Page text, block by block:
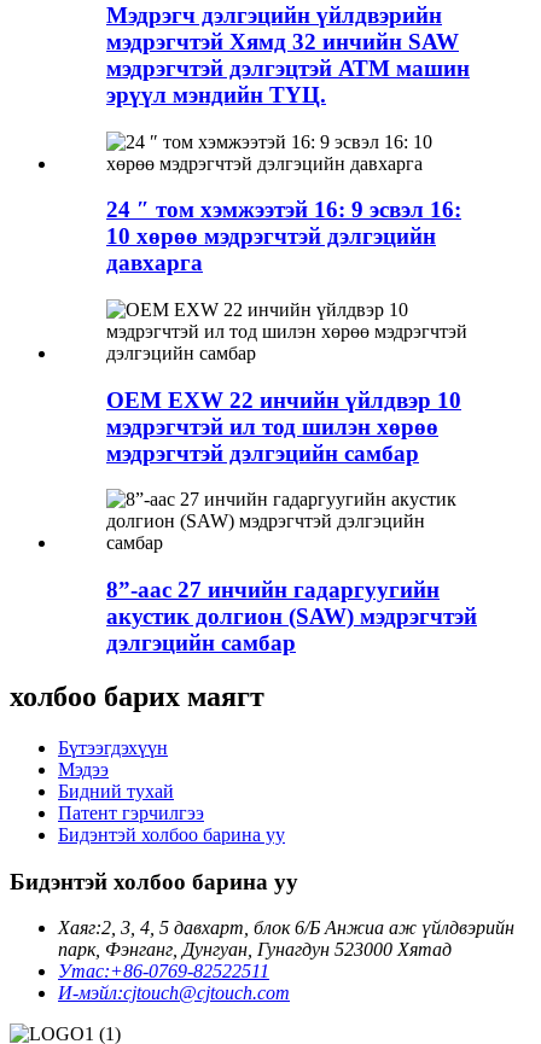
Мэдрэгч дэлгэцийн үйлдвэрийн
мэдрэгчтэй Хямд 32 инчийн SAW
мэдрэгчтэй дэлгэцтэй АТМ машин
эрүүл мэндийн ТҮЦ.
24 ″ том хэмжээтэй 16: 9 эсвэл 16:
10 хөрөө мэдрэгчтэй дэлгэцийн
давхарга
OEM EXW 22 инчийн үйлдвэр 10
мэдрэгчтэй ил тод шилэн хөрөө
мэдрэгчтэй дэлгэцийн самбар
8”-аас 27 инчийн гадаргуугийн
акустик долгион (SAW) мэдрэгчтэй
дэлгэцийн самбар
холбоо барих маягт
Бүтээгдэхүүн
Мэдээ
Бидний тухай
Патент гэрчилгээ
Бидэнтэй холбоо барина уу
Бидэнтэй холбоо барина уу
Хаяг:2, 3, 4, 5 давхарт, блок 6/Б Анжиа аж үйлдвэрийн
парк, Фэнганг, Дунгуан, Гунагдун 523000 Хятад
Утас:+86-0769-82522511
И-мэйл:cjtouch@cjtouch.com